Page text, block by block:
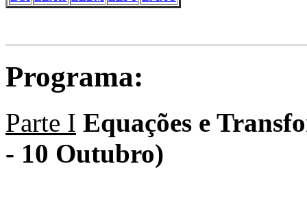
Programa:
Parte I Equações e
- 10 Outubro)